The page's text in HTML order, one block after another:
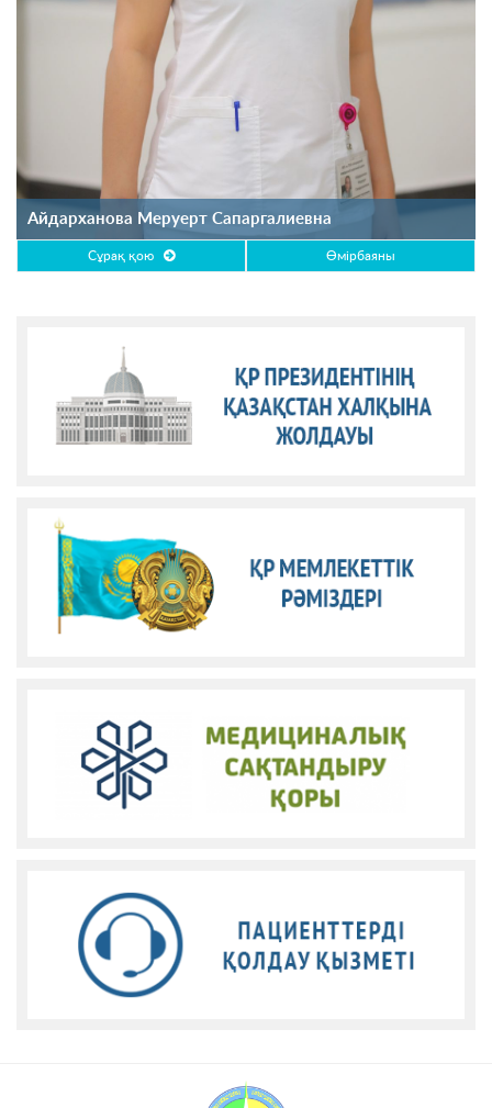
Айдарханова Меруерт Сапаргалиевна
Сұрақ қою Өмірбаяны